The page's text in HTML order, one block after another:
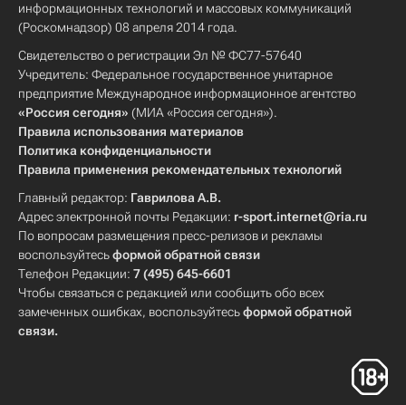
информационных технологий и массовых коммуникаций
(Роскомнадзор) 08 апреля 2014 года.
Свидетельство о регистрации Эл № ФС77-57640
Учредитель: Федеральное государственное унитарное
предприятие Международное информационное агентство
«Россия сегодня» (МИА «Россия сегодня»).
Правила использования материалов
Политика конфиденциальности
Правила применения рекомендательных технологий
Главный редактор: Гаврилова А.В.
Адрес электронной почты Редакции: r-sport.internet@ria.ru
По вопросам размещения пресс-релизов и рекламы
воспользуйтесьформой обратной связи
Телефон Редакции: 7 (495) 645-6601
Чтобы связаться с редакцией или сообщить обо всех
замеченных ошибках, воспользуйтесьформой обратной
связи.